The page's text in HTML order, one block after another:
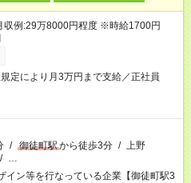
例:29万8000円程度 ※時給1700円
定により月3万円まで支給／正社員
/ 御徒町駅から徒歩3分 / 上野
/ …
イン等を行なっている企業【御徒町駅3